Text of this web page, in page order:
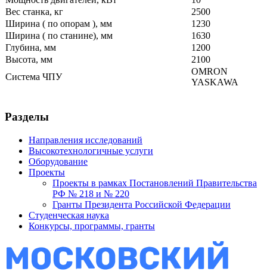
Вес станка, кг
2500
Ширина ( по опорам ), мм
1230
Ширина ( по станине), мм
1630
Глубина, мм
1200
Высота, мм
2100
Система ЧПУ
OMRON
YASKAWA
Разделы
Направления исследований
Высокотехнологичные услуги
Оборудование
Проекты
Проекты в рамках Постановлений Правительства
РФ № 218 и № 220
Гранты Президента Российской Федерации
Студенческая наука
Конкурсы, программы, гранты